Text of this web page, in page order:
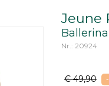
Jeune
Ballerina
Nr.: 20924
€ 49,90